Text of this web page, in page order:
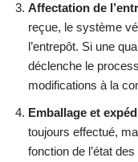
Affectation de
reçue, le système
l’entrepôt. Si une
déclenche le
modifications à la
Emballage et
toujours effectué,
fonction de l’état